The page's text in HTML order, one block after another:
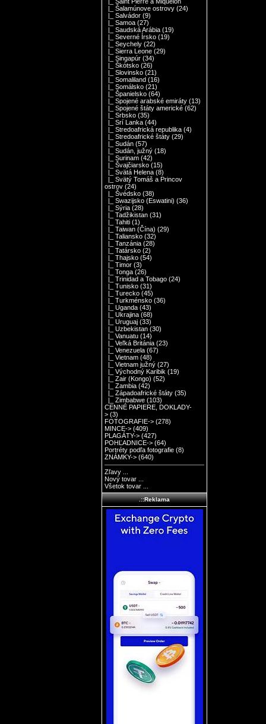
|_ Šalamúnove ostrovy (24)
|_ Salvádor (9)
|_ Samoa (27)
|_ Saudská Arábia (19)
|_ Severné Írsko (19)
|_ Seychely (22)
|_ Sierra Leone (29)
|_ Singapúr (34)
|_ Škótsko (26)
|_ Slovinsko (21)
|_ Somaliland (16)
|_ Somálsko (21)
|_ Španielsko (64)
|_ Spojené arabské emiráty (13)
|_ Spojené štáty americké (62)
|_ Srbsko (35)
|_ Srí Lanka (44)
|_ Stredoafrická republika (4)
|_ Stredoafrické štáty (29)
|_ Sudán (57)
|_ Sudán, južný (18)
|_ Surinam (42)
|_ Švajčiarsko (15)
|_ Svätá Helena (8)
|_ Svätý Tomáš a Princov
ostrov (24)
|_ Švédsko (38)
|_ Swazijsko (Eswatini) (36)
|_ Sýria (28)
|_ Tadžikistan (31)
|_ Tahiti (1)
|_ Taiwan (Čína) (29)
|_ Taliansko (32)
|_ Tanzánia (28)
|_ Tatársko (2)
|_ Thajsko (54)
|_ Timor (3)
|_ Tonga (26)
|_ Trinidad a Tobago (24)
|_ Tunisko (31)
|_ Turecko (45)
|_ Turkménsko (36)
|_ Uganda (43)
|_ Ukrajina (68)
|_ Uruguaj (33)
|_ Uzbekistan (30)
|_ Vanuatu (14)
|_ Veľká Británia (23)
|_ Venezuela (67)
|_ Vietnam (48)
|_ Vietnam južný (27)
|_ Východný Karibik (19)
|_ Zair (Kongo) (52)
|_ Zambia (42)
|_ Západoafrické štáty (35)
|_ Zimbabwe (103)
CENNÉ PAPIERE, DOKLADY-
> (3)
FOTOGRAFIE-> (278)
MINCE-> (409)
PLAGÁTY-> (427)
POHĽADNICE-> (64)
Portréty podľa fotografie (8)
ZNÁMKY-> (640)
Zľavy ...
Nový tovar ...
Všetok tovar ...
.::Reklama